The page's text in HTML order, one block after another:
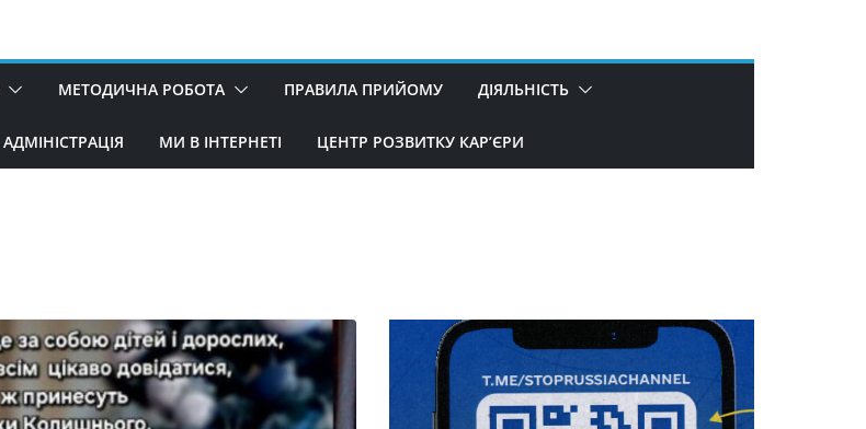
МЕТОДИЧНА РОБОТА ПРАВИЛА ПРИЙОМУ ДІЯЛЬНІСТЬ
АДМІНІСТРАЦІЯ МИ В ІНТЕРНЕТІ ЦЕНТР РОЗВИТКУ КАР’ЄРИ